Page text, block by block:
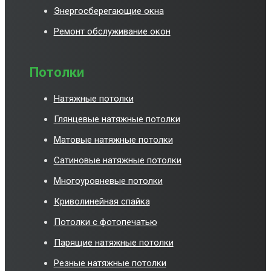
Энергосберегающие окна
Ремонт обслуживание окон
Потолки
Натяжные потолки
Глянцевые натяжные потолки
Матовые натяжные потолки
Сатиновые натяжные потолки
Многоуровневые потолки
Криволинейная спайка
Потолки с фотопечатью
Парящие натяжные потолки
Резные натяжные потолки